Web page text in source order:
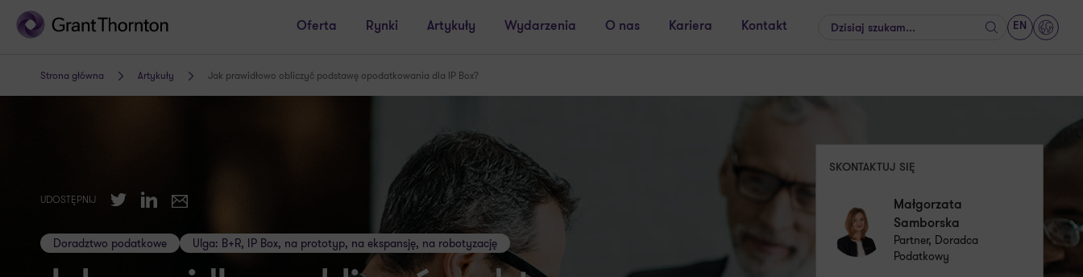
Oferta Rynki Artykuły Wydarzenia O nas Kariera Kontakt Szukaj
EN
Strona główna Artykuły Jak prawidłowo obliczyć podstawę opodatkowania dla IP Box?
UDOSTĘPNIJ TwitterLinkedIn
E-mail
Doradztwo podatkowe Ulga: B+R, IP Box, na prototyp, na ekspansję, na robotyzację
SKONTAKTUJ SIĘ
Małgorzata
Samborska
Partner, Doradca
Podatkowy